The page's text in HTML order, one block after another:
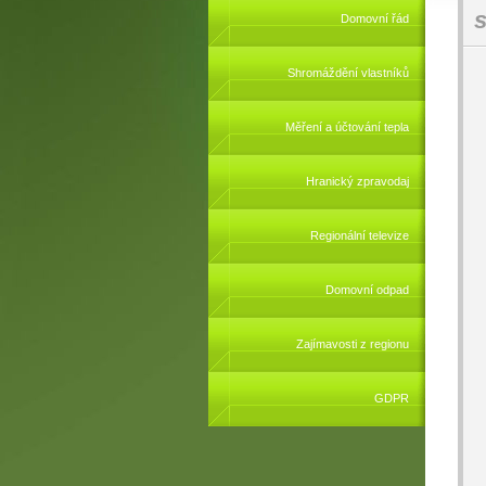
Domovní řád
Shromáždění vlastníků
Měření a účtování tepla
Hranický zpravodaj
Regionální televize
Domovní odpad
Zajímavosti z regionu
GDPR